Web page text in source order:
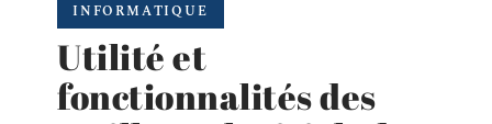
INFORMATIQUE
Utilité et
fonctionnalités des